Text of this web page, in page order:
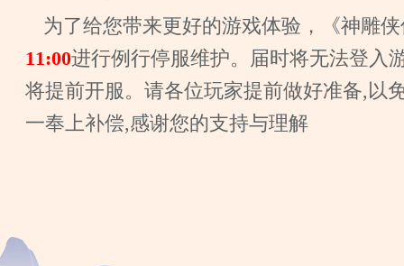
为了给您带来更好的游戏体验，《神雕
11:00进行例行停服维护。届时将无法登入
将提前开服。请各位玩家提前做好准备,以
一奉上补偿,感谢您的支持与理解